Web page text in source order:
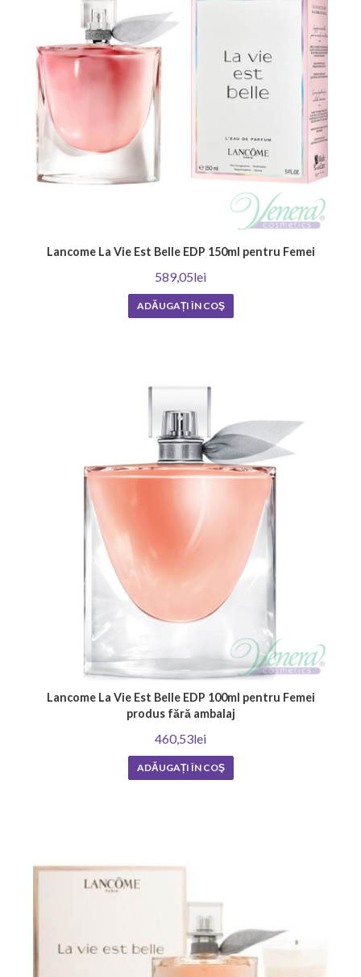
Lancome La Vie Est Belle EDP 150ml pentru Femei
589,05lei
ADĂUGAȚI ÎN COŞ
Lancome La Vie Est Belle EDP 100ml pentru Femei
produs fără ambalaj
460,53lei
ADĂUGAȚI ÎN COŞ